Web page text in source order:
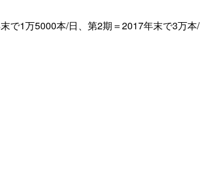
で1万5000本/日、第2期＝2017年末で3万本/